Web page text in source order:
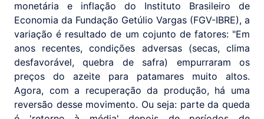
monetária e inflação do Instituto Brasileiro de
Economia da Fundação Getúlio Vargas (FGV-IBRE), a
variação é resultado de um cojunto de fatores: "Em
anos recentes, condições adversas (secas, clima
desfavorável, quebra de safra) empurraram os
preços do azeite para patamares muito altos.
Agora, com a recuperação da produção, há uma
reversão desse movimento. Ou seja: parte da queda